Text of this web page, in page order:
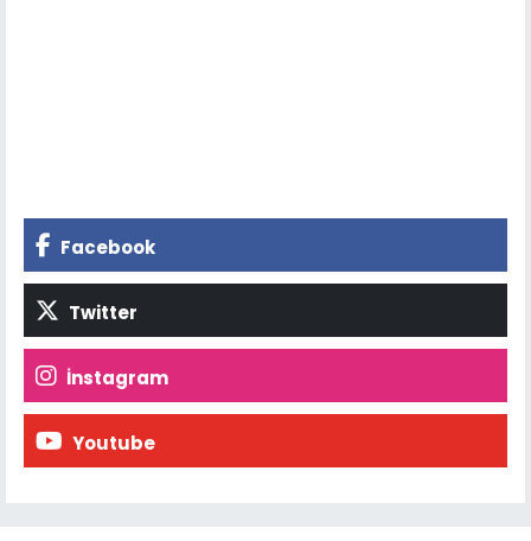
Facebook
Twitter
İnstagram
Youtube